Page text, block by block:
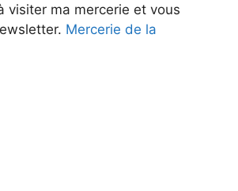
visiter ma mercerie et vous
Mercerie de la